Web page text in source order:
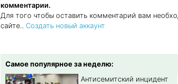
комментарии.
Для того чтобы оставить комментарий вам
сайте.. Создать новый аккаунт
Самое популярное за неделю:
Антисемитский инцидент